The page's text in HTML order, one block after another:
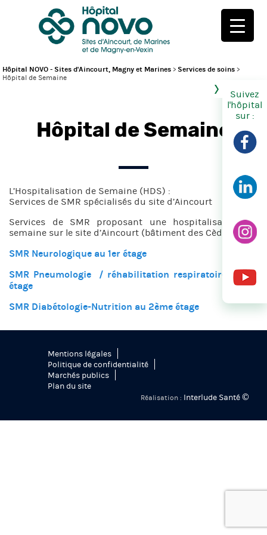
Suivez
l'hôpital
sur :
Hôpital NOVO - Sites d'Aincourt, Magny et Marines > Services de soins >
Hôpital de Semaine
Hôpital de Semaine
L’Hospitalisation de Semaine (HDS) :
Services de SMR spécialisés du site d’Aincourt
Services de SMR proposant une hospitalisation de
semaine sur le site d’Aincourt (bâtiment des Cèdres) :
SMR Neurologique au 1er étage
SMR Pneumologie / réhabilitation respiratoire au 1er
étage
SMR Diabétologie-Nutrition au 2ème étage
Mentions légales
Politique de confidentialité
Marchés publics
Plan du site
Réalisation : Interlude Santé ©